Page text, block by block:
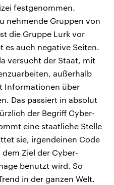
festgenommen.
nehmende Gruppen von
die Gruppe Lurk vor
es auch negative Seiten.
versucht der Staat, mit
außerhalb
Informationen über
Das passiert in absolut
der Begriff Cyber-
eine staatliche Stelle
sie, irgendeinen Code
Ziel der Cyber-
benutzt wird. So
in der ganzen Welt.